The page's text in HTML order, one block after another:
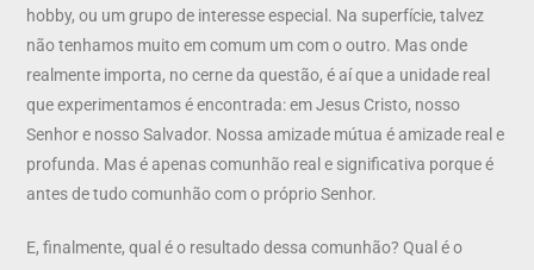
hobby, ou um grupo de interesse especial. Na superfície, talvez
não tenhamos muito em comum um com o outro. Mas onde
realmente importa, no cerne da questão, é aí que a unidade real
que experimentamos é encontrada: em Jesus Cristo, nosso
Senhor e nosso Salvador. Nossa amizade mútua é amizade real e
profunda. Mas é apenas comunhão real e significativa porque é
antes de tudo comunhão com o próprio Senhor.
E, finalmente, qual é o resultado dessa comunhão? Qual é o